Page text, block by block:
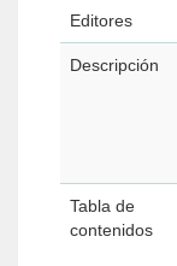
Editores
Descripción
Tabla de
contenidos